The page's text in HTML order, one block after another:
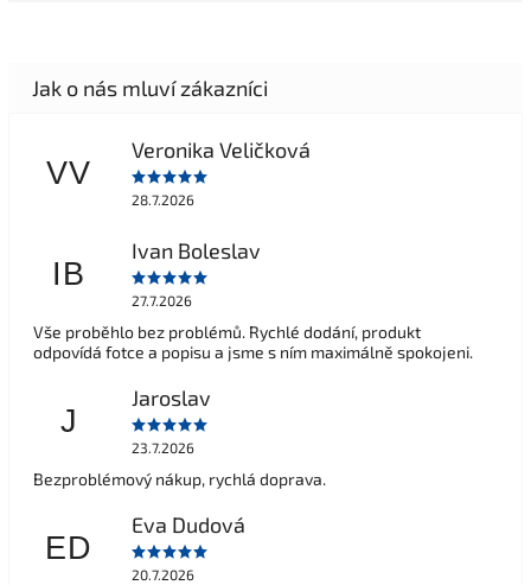
VV
Veronika Veličková
28.7.2026
IB
Ivan Boleslav
27.7.2026
Vše proběhlo bez problémů. Rychlé dodání, produkt
odpovídá fotce a popisu a jsme s ním maximálně spokojeni.
J
Jaroslav
23.7.2026
Bezproblémový nákup, rychlá doprava.
ED
Eva Dudová
20.7.2026